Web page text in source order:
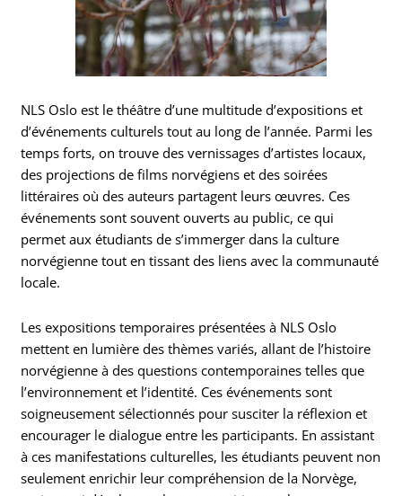
NLS Oslo est le théâtre d’une multitude d’expositions et
d’événements culturels tout au long de l’année. Parmi les
temps forts, on trouve des vernissages d’artistes locaux,
des projections de films norvégiens et des soirées
littéraires où des auteurs partagent leurs œuvres. Ces
événements sont souvent ouverts au public, ce qui
permet aux étudiants de s’immerger dans la culture
norvégienne tout en tissant des liens avec la communauté
locale.
Les expositions temporaires présentées à NLS Oslo
mettent en lumière des thèmes variés, allant de l’histoire
norvégienne à des questions contemporaines telles que
l’environnement et l’identité. Ces événements sont
soigneusement sélectionnés pour susciter la réflexion et
encourager le dialogue entre les participants. En assistant
à ces manifestations culturelles, les étudiants peuvent non
seulement enrichir leur compréhension de la Norvège,